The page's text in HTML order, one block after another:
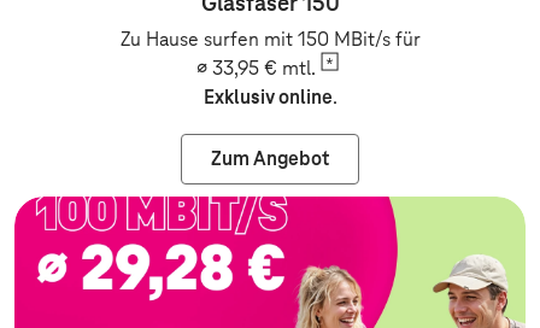
Zu Hause surfen mit 150 MBit/s für
∅ 33,95 € mtl.
Exklusiv online.
Zum Angebot
Zum Angebot: